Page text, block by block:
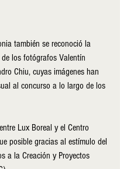
también se reconoció la
los fotógrafos Valentín
Chiu, cuyas imágenes han
al concurso a lo largo de los
Lux Boreal y el Centro
posible gracias al estímulo del
a la Creación y Proyectos